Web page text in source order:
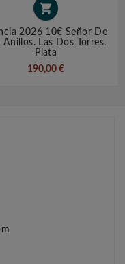

2026 10€ Señor De
Anillos. Las Dos Torres.
Plata
190,00 €